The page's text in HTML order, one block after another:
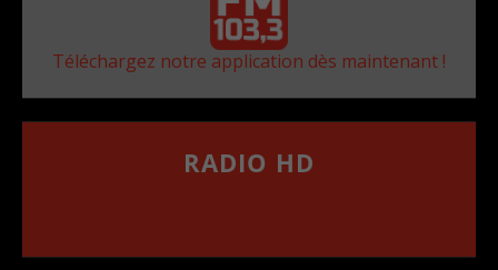
Téléchargez notre application dès maintenant !
RADIO HD